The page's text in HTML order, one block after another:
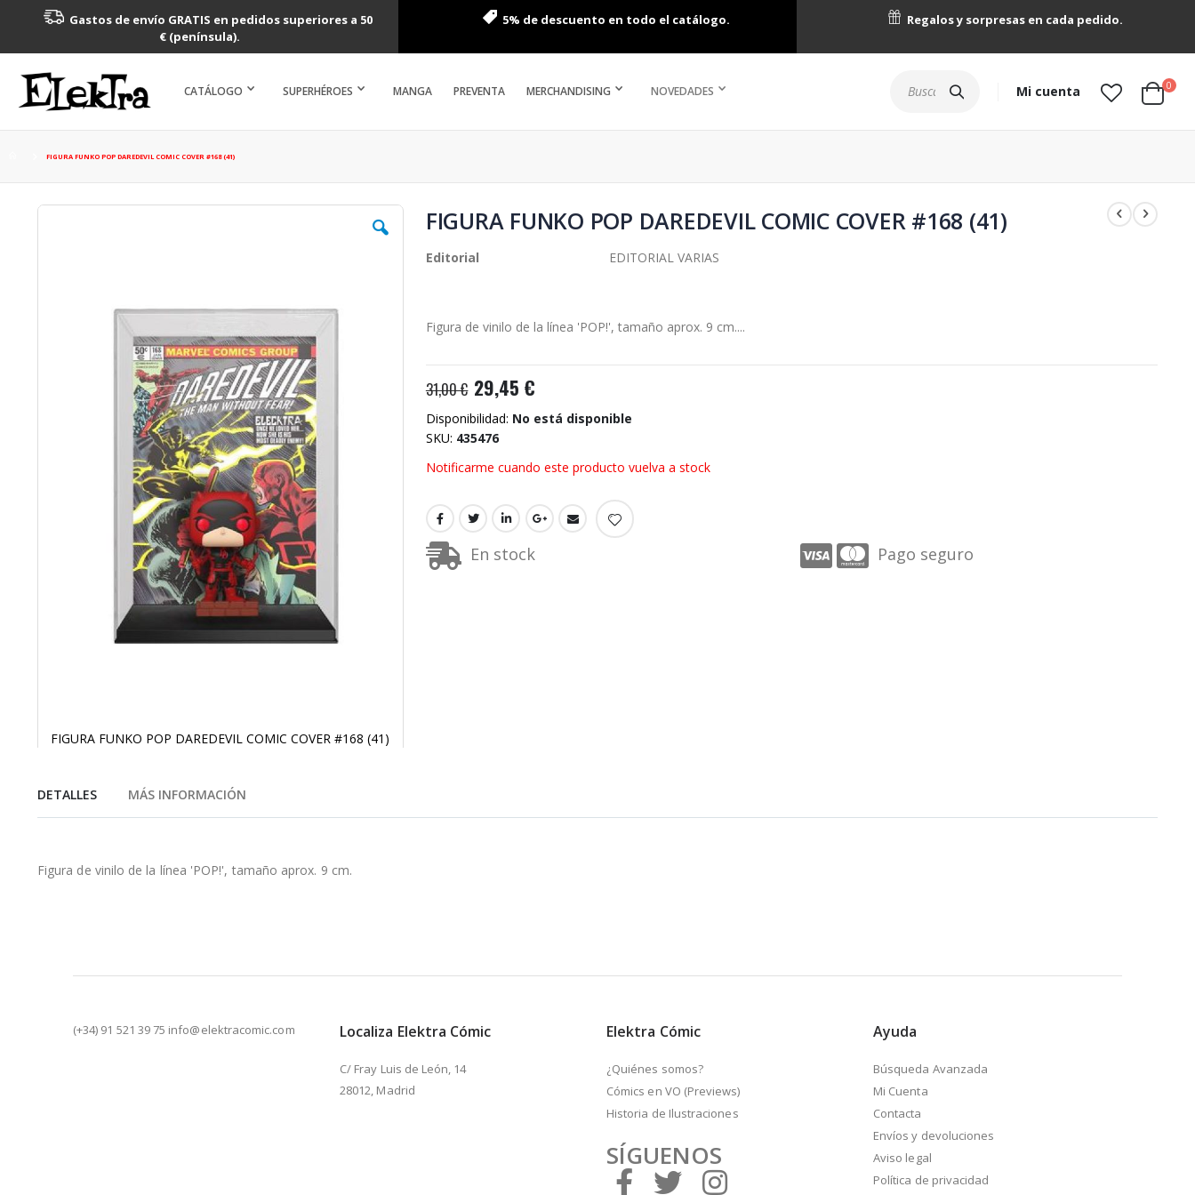
Gastos de envío GRATIS en pedidos superiores a 50
€ (península).
5% de descuento en todo el catálogo. Regalos y sorpresas en cada pedido.
CATÁLOGO SUPERHÉROES MANGA PREVENTA MERCHANDISING NOVEDADES Mi cuenta Cart
0
FIGURA FUNKO POP DAREDEVIL COMIC COVER #168 (41)
Saltar
FIGURA FUNKO POP DAREDEVIL COMIC COVER #168 (41)
comienzo
la
imágenes
FIGURA FUNKO POP DAREDEVIL COMIC COVER #168 (41)
Editorial EDITORIAL VARIAS
Figura de vinilo de la línea 'POP!', tamaño aprox. 9 cm....
31,00 € 29,45 €
Disponibilidad: No está disponible
SKU 435476
Notificarme cuando este producto vuelva a stock
En stock Pago seguro
DETALLES
Figura de vinilo de la línea 'POP!', tamaño aprox. 9 cm.
MÁS INFORMACIÓN
(+34) 91 521 39 75 info@elektracomic.com Localiza Elektra Cómic
C/ Fray Luis de León, 14
28012, Madrid
Elektra Cómic
¿Quiénes somos?
Cómics en VO (Previews)
Historia de Ilustraciones
SÍGUENOS
Ayuda
Búsqueda Avanzada
Mi Cuenta
Contacta
Envíos y devoluciones
Aviso legal
Política de privacidad